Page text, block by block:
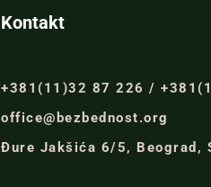
Kontakt
+381(11)32 87 226 /
office@bezbednost.org
Đure Jakšića 6/5, Beograd,